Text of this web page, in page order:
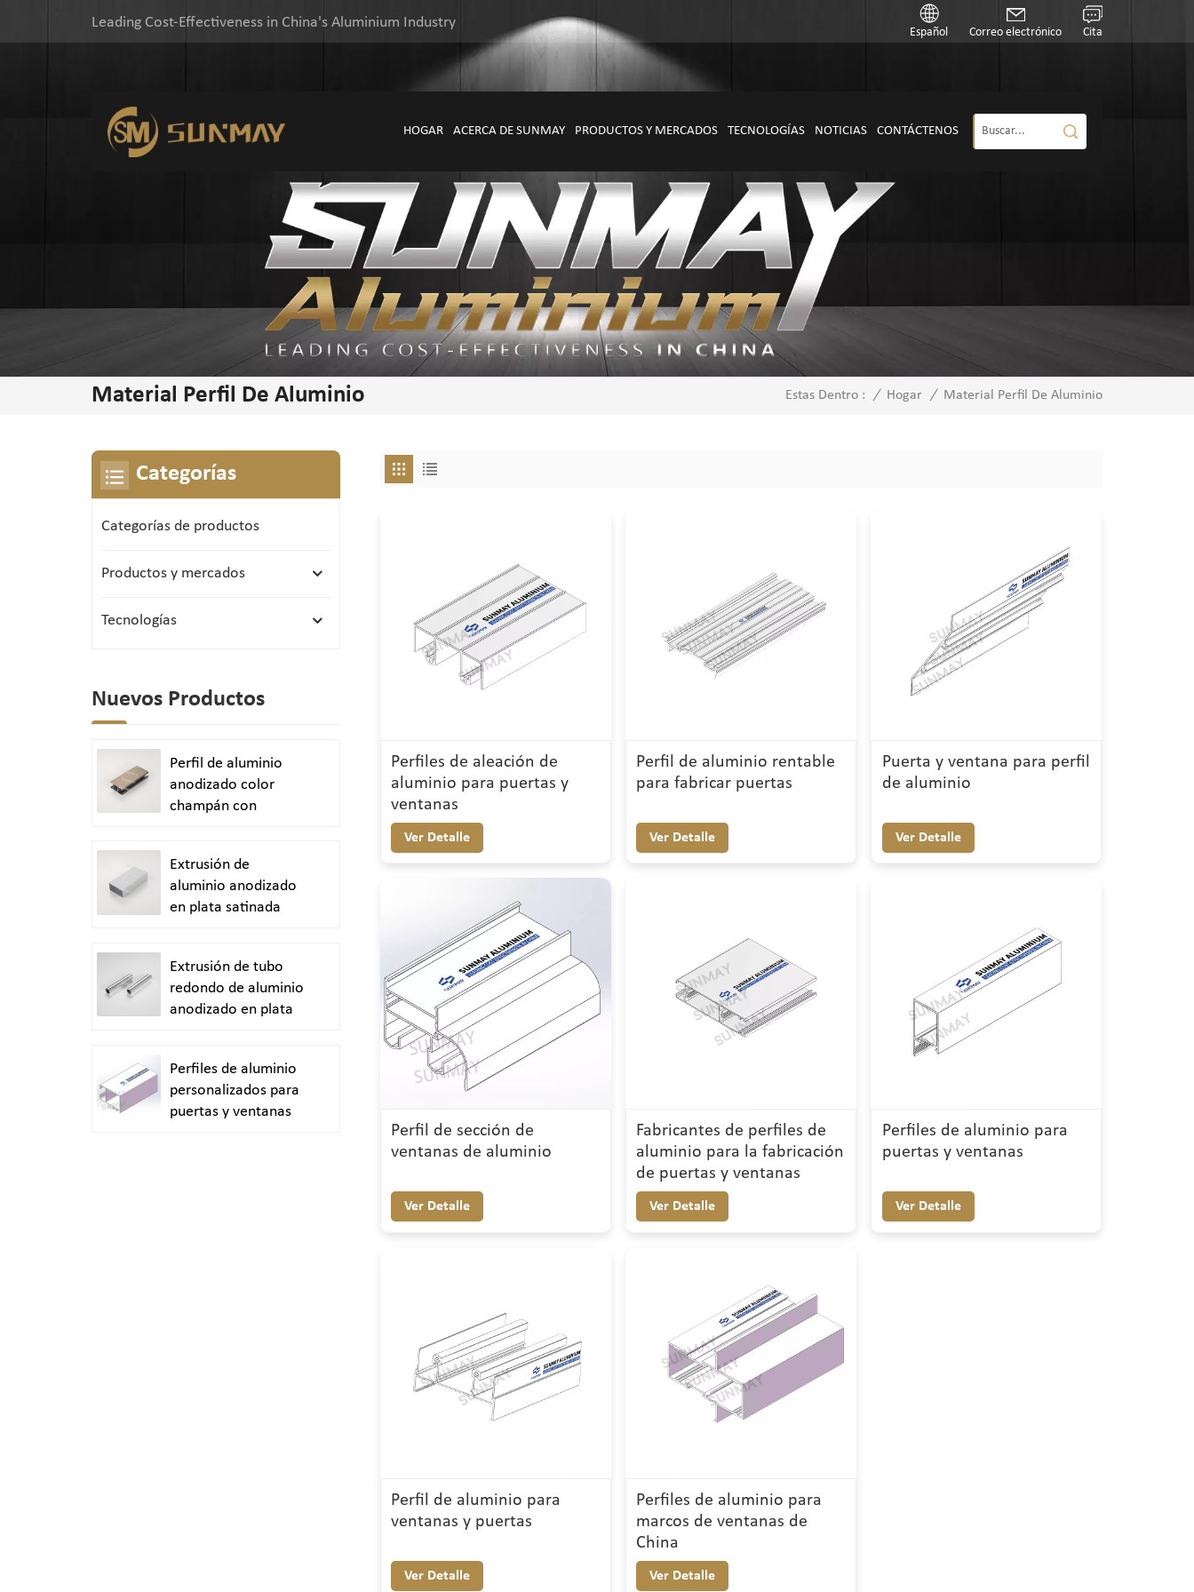
Leading Cost-Effectiveness in China's Aluminium Industry
Español Correo electrónico Cita
HOGAR ACERCA DE SUNMAY PRODUCTOS Y MERCADOS TECNOLOGÍAS NOTICIAS CONTÁCTENOS
Material Perfil De Aluminio Estas Dentro : / Hogar / Material Perfil De Aluminio
Perfiles de aleación de
aluminio para puertas y
ventanas
Ver Detalle
Perfil de aluminio rentable
para fabricar puertas
Ver Detalle
Puerta y ventana para perfil
de aluminio
Ver Detalle
Perfil de sección de
ventanas de aluminio
Ver Detalle
Fabricantes de perfiles de
aluminio para la fabricación
de puertas y ventanas
Ver Detalle
Perfiles de aluminio para
puertas y ventanas
Ver Detalle
Perfil de aluminio para
ventanas y puertas
Ver Detalle
Perfiles de aluminio para
marcos de ventanas de
China
Ver Detalle
Categorías
Categorías de productos
Productos y mercados
Tecnologías
Nuevos Productos
Perfil de aluminio
anodizado color
champán con
Extrusión de
aluminio anodizado
en plata satinada
Extrusión de tubo
redondo de aluminio
anodizado en plata
Perfiles de aluminio
personalizados para
puertas y ventanas